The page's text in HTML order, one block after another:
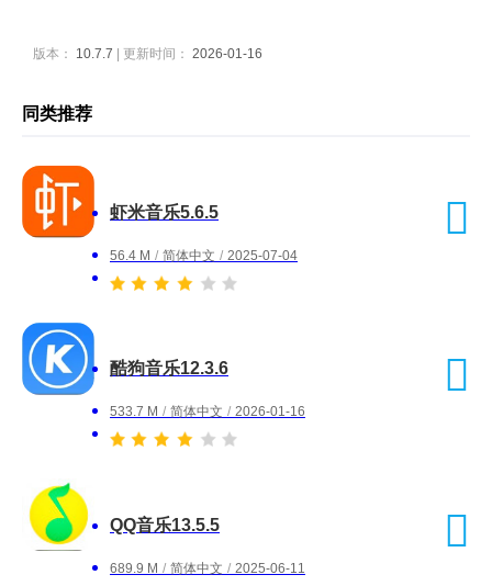
版本： 10.7.7 | 更新时间： 2026-01-16
同类推荐
虾米音乐5.6.5
56.4 M / 简体中文 / 2025-07-04
酷狗音乐12.3.6
533.7 M / 简体中文 / 2026-01-16
QQ音乐13.5.5
689.9 M / 简体中文 / 2025-06-11